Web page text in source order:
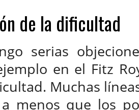
de la dificultad
serias
en el Fitz
Muchas
menos que los